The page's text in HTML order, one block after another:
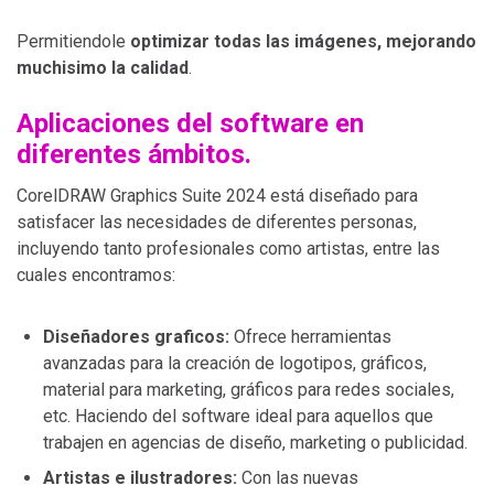
Permitiendole optimizar todas las imágenes, mejorando
muchisimo la calidad.
Aplicaciones del software en
diferentes ámbitos.
CorelDRAW Graphics Suite 2024 está diseñado para
satisfacer las necesidades de diferentes personas,
incluyendo tanto profesionales como artistas, entre las
cuales encontramos:
Diseñadores graficos: Ofrece herramientas
avanzadas para la creación de logotipos, gráficos,
material para marketing, gráficos para redes sociales,
etc. Haciendo del software ideal para aquellos que
trabajen en agencias de diseño, marketing o publicidad.
Artistas e ilustradores: Con las nuevas